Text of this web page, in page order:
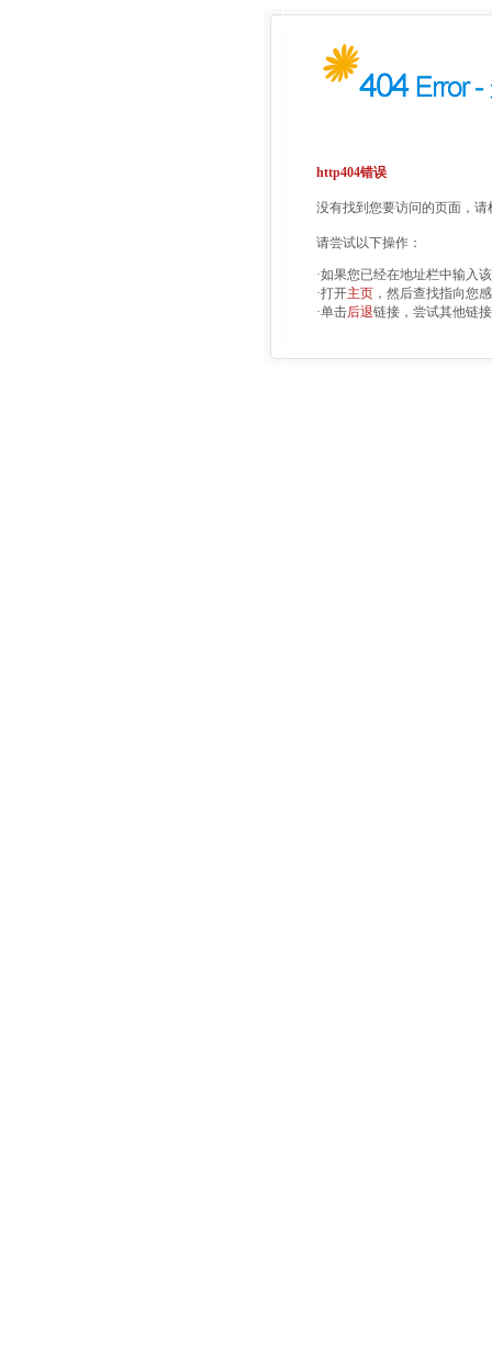
http404错误
没有找到您要访问的页面，
请尝试以下操作：
·如果您已经在地址栏中输入
·打开主页 ，然后查找指向您
·单击后退链接，尝试其他链